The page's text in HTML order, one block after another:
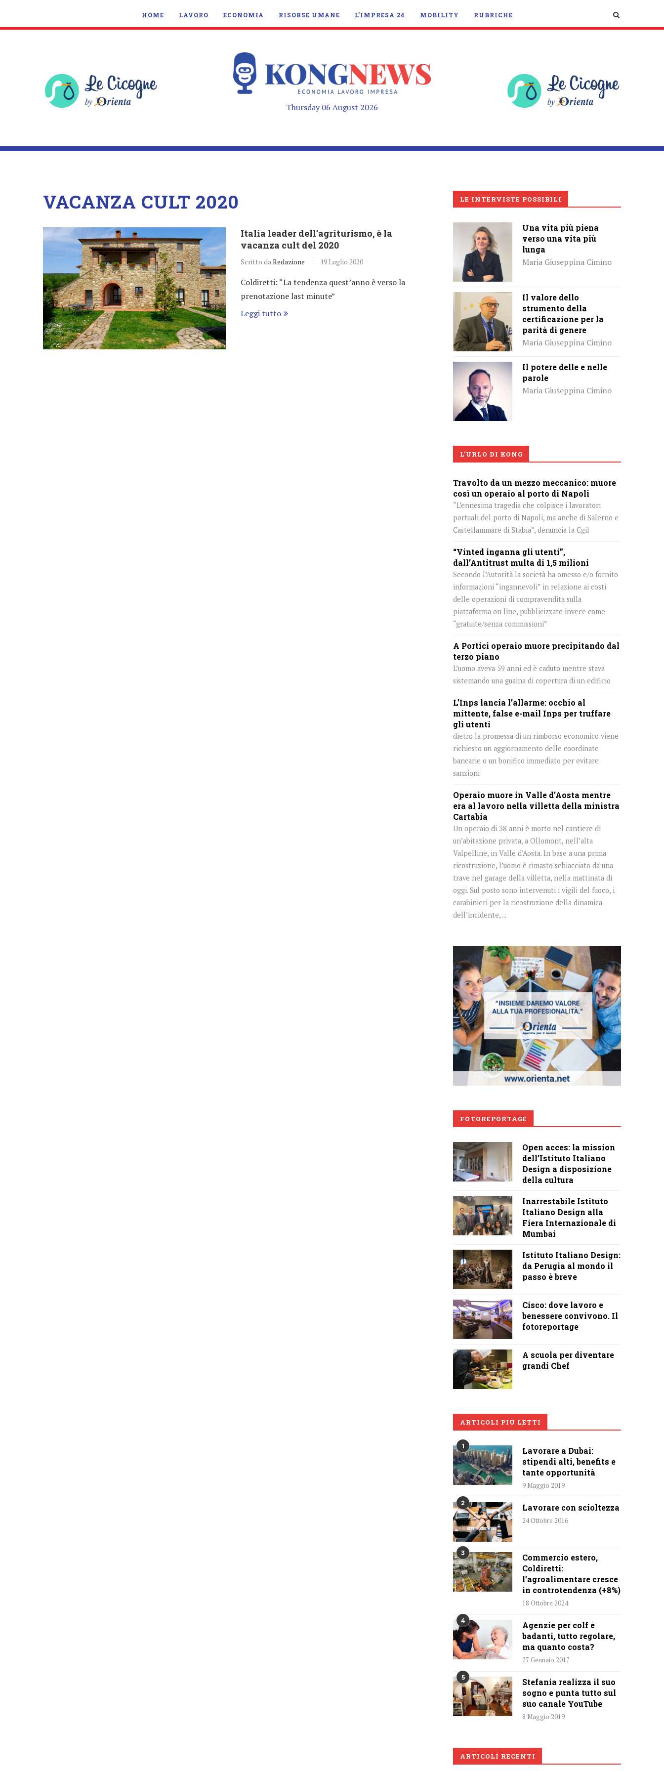
HOME LAVORO ECONOMIA RISORSE UMANE L’IMPRESA 24 MOBILITY RUBRICHE
Thursday 06 August 2026
VACANZA CULT 2020
Italia leader dell’agriturismo, è la
vacanza cult del 2020
Scritto daRedazione 19 Luglio 2020
Coldiretti: “La tendenza quest’anno è verso la
prenotazione last minute”
Leggi tutto
LE INTERVISTE POSSIBILI
Una vita più piena
verso una vita più
lunga
Maria Giuseppina Cimino
Il valore dello
strumento della
certificazione per la
parità di genere
Maria Giuseppina Cimino
Il potere delle e nelle
parole
Maria Giuseppina Cimino
L'URLO DI KONG
Travolto da un mezzo meccanico: muore
così un operaio al porto di Napoli
“L’ennesima tragedia che colpisce i lavoratori
portuali del porto di Napoli, ma anche di Salerno e
Castellammare di Stabia”, denuncia la Cgil
“Vinted inganna gli utenti”,
dall’Antitrust multa di 1,5 milioni
Secondo l’Autorità la società ha omesso e/o fornito
informazioni “ingannevoli” in relazione ai costi
delle operazioni di compravendita sulla
piattaforma on line, pubblicizzate invece come
“gratuite/senza commissioni”
A Portici operaio muore precipitando dal
terzo piano
L’uomo aveva 59 anni ed è caduto mentre stava
sistemando una guaina di copertura di un edificio
L’Inps lancia l’allarme: occhio al
mittente, false e-mail Inps per truffare
gli utenti
dietro la promessa di un rimborso economico viene
richiesto un aggiornamento delle coordinate
bancarie o un bonifico immediato per evitare
sanzioni
Operaio muore in Valle d’Aosta mentre
era al lavoro nella villetta della ministra
Cartabia
Un operaio di 38 anni è morto nel cantiere di
un’abitazione privata, a Ollomont, nell’alta
Valpelline, in Valle d’Aosta. In base a una prima
ricostruzione, l’uomo è rimasto schiacciato da una
trave nel garage della villetta, nella mattinata di
oggi. Sul posto sono intervenuti i vigili del fuoco, i
carabinieri per la ricostruzione della dinamica
dell’incidente, ...
FOTOREPORTAGE
Open acces: la mission
dell’Istituto Italiano
Design a disposizione
della cultura
Inarrestabile Istituto
Italiano Design alla
Fiera Internazionale di
Mumbai
Istituto Italiano Design:
da Perugia al mondo il
passo è breve
Cisco: dove lavoro e
benessere convivono. Il
fotoreportage
A scuola per diventare
grandi Chef
ARTICOLI PIÙ LETTI
1
Lavorare a Dubai:
stipendi alti, benefits e
tante opportunità
9 Maggio 2019
2 Lavorare con scioltezza
24 Ottobre 2016
3
Commercio estero,
Coldiretti:
l’agroalimentare cresce
in controtendenza (+8%)
18 Ottobre 2024
4
Agenzie per colf e
badanti, tutto regolare,
ma quanto costa?
27 Gennaio 2017
5
Stefania realizza il suo
sogno e punta tutto sul
suo canale YouTube
8 Maggio 2019
ARTICOLI RECENTI